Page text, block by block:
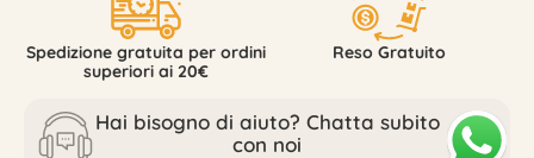
Spedizione gratuita per ordini
superiori ai 20€
Reso Gratuito
Hai bisogno di aiuto? Chatta subito
con noi